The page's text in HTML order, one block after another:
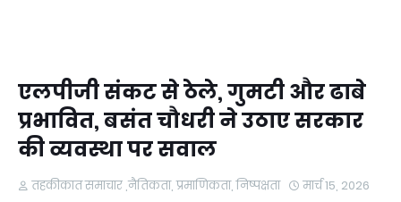
एलपीजी संकट से ठेले, गुमटी और ढाबे
प्रभावित, बसंत चौधरी ने उठाए सरकार
की व्यवस्था पर सवाल
तहकीकात समाचार ,नैतिकता, प्रमाणिकता, निष्पक्षता मार्च 15, 2026